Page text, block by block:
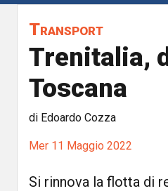
Transport
Trenitalia,
Toscana
di Edoardo Cozza
Mer 11 Maggio 2022
Si rinnova la flotta di